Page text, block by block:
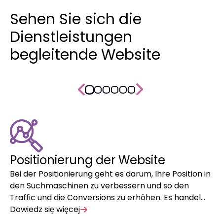
Sehen Sie sich die
Dienstleistungen
begleitende Website
Positionierung der Website
Bei der Positionierung geht es darum, Ihre Position in
den Suchmaschinen zu verbessern und so den
Traffic und die Conversions zu erhöhen. Es handel…
Dowiedz się więcej